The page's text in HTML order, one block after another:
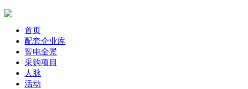
首页
配套企业库
智电全景
采购项目
人脉
活动